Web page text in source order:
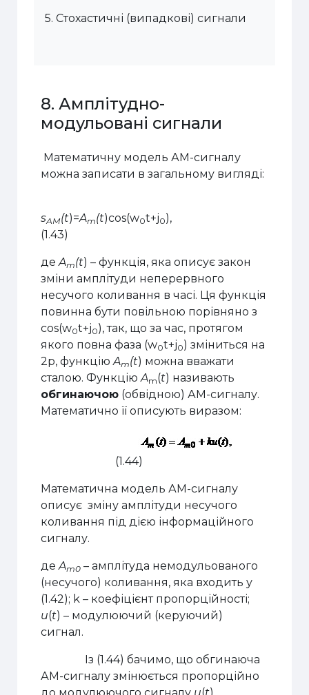
5. Стохастичні (випадкові) сигнали
8. Амплітудно-
модульовані сигнали
Математичну модель АМ-сигналу
можна записати в загальному вигляді:
sАМ(t)=Am(t)cos(w0t+j0),
(1.43)
деAm(t) – функція, яка описує закон
зміни амплітуди неперервного
несучого коливання в часі. Ця функція
повинна бути повільною порівняно з
cos(w0t+j0), так, що за час, протягом
якого повна фаза (w0t+j0) зміниться на
2p, функціюAm(t) можна вважати
сталою. ФункціюAm(t) називають
обгинаючою (обвідною) АМ-сигналу.
Математично її описують виразом:
(1.44)
Математич­на модель АМ-сигналу
описує зміну амплітуди несучого
коливання під дією інформаційного
сигналу.
деAm0 – амплітуда немодульованого
(несучого) коливання, яка входить у
(1.42); k – коефіцієнт пропорційності;
u(t) – модулюючий (керуючий)
сигнал.
Із (1.44) бачимо, що обгинаюча
АМ-сигналу змінюється пропорційно
до модулюючого сигналу u(t)